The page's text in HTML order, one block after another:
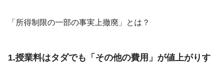
「所得制限の一部の事実上撤廃」とは？
1.授業料はタダでも「その他の費用」が値上がりす